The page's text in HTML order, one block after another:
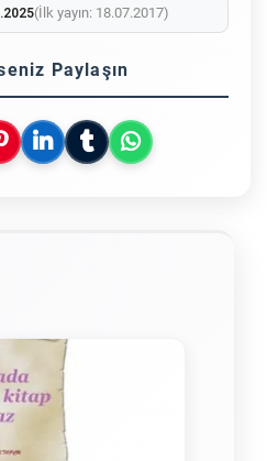
(İlk yayın: 18.07.2017)
Paylaşın